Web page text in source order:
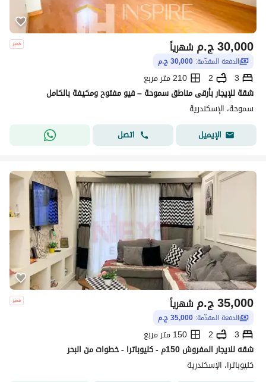
ج.م30,000 شهرياً
الدفعة المقدّمة: 30,000 ج.م
3
2
210 متر مربع
شقة للإيجار بأرقى مناطق سموحة – فيو مفتوح ومكيفة بالكامل
سموحة، الإسكندرية
الإيميل
اتصل
ج.م35,000 شهرياً
الدفعة المقدّمة: 35,000 ج.م
3
2
150 متر مربع
شقه للايجار المفروش 150م - كليوباترا - خطوات من البحر
كليوباترا، الإسكندرية